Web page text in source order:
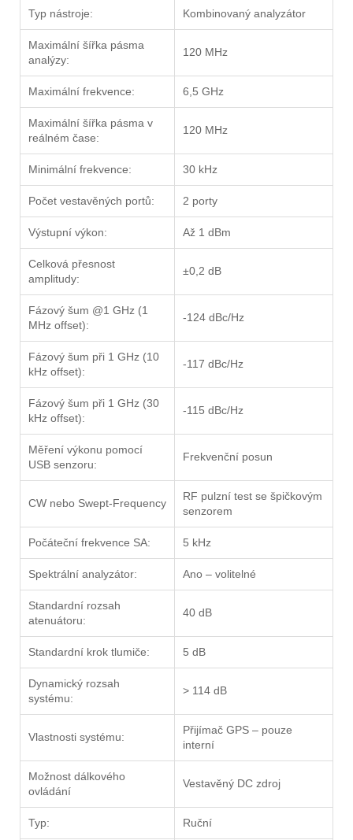
Typ nástroje: Kombinovaný analyzátor
Maximální šířka pásma
analýzy:
120 MHz
Maximální frekvence: 6,5 GHz
Maximální šířka pásma v
reálném čase:
120 MHz
Minimální frekvence: 30 kHz
Počet vestavěných portů: 2 porty
Výstupní výkon: Až 1 dBm
Celková přesnost
amplitudy:
±0,2 dB
Fázový šum @1 GHz (1
MHz offset):
-124 dBc/Hz
Fázový šum při 1 GHz (10
kHz offset):
-117 dBc/Hz
Fázový šum při 1 GHz (30
kHz offset):
-115 dBc/Hz
Měření výkonu pomocí
USB senzoru:
Frekvenční posun
CW nebo Swept-Frequency
RF pulzní test se špičkovým
senzorem
Počáteční frekvence SA: 5 kHz
Spektrální analyzátor: Ano – volitelné
Standardní rozsah
atenuátoru:
40 dB
Standardní krok tlumiče: 5 dB
Dynamický rozsah
systému:
> 114 dB
Vlastnosti systému:
Přijímač GPS – pouze
interní
Možnost dálkového
ovládání
Vestavěný DC zdroj
Typ: Ruční